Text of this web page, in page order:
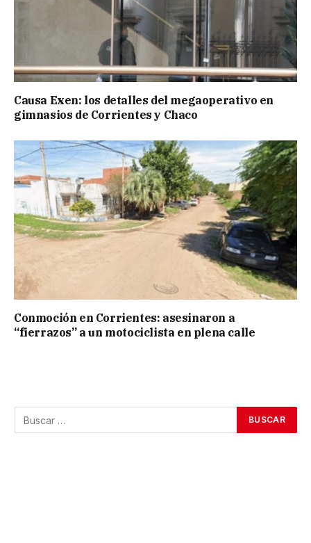
Causa Exen: los detalles del megaoperativo en
gimnasios de Corrientes y Chaco
Conmoción en Corrientes: asesinaron a
“fierrazos” a un motociclista en plena calle